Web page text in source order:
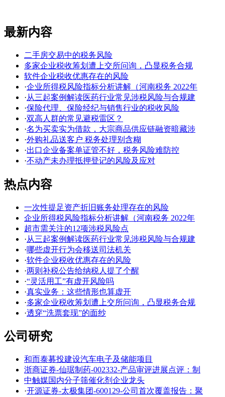
最新内容
二手房交易中的税务风险
多家企业税收筹划遭上交所问询，凸显税务合规
软件企业税收优惠存在的风险
·企业所得税风险指标分析讲解（河南税务 2022年
·从三起案例解读医药行业常见涉税风险与合规建
·保险代理、保险经纪与销售行业的税收风险
·双高人群的常见避税雷区？
·名为买卖实为借款，大宗商品供应链融资暗藏涉
·外购礼品送客户 税务处理别含糊
·出口企业备案单证管不好，税务风险难防控
·不动产未办理抵押登记的风险及应对
热点内容
一次性提足资产折旧账务处理存在的风险
企业所得税风险指标分析讲解（河南税务 2022年
超市需关注的12项涉税风险点
·从三起案例解读医药行业常见涉税风险与合规建
·哪些虚开行为会移送司法机关
·软件企业税收优惠存在的风险
·两则补税公告给纳税人提了个醒
·“灵活用工”有虚开风险吗
·真实业务：这些情形也算虚开
·多家企业税收筹划遭上交所问询，凸显税务合规
·透穿“洗票套现”的面纱
公司研究
和而泰募投建设汽车电子及储能项目
浙商证券-仙琚制药-002332-产品审评进展点评：制
中触媒国内分子筛催化剂企业龙头
·开源证券-太极集团-600129-公司首次覆盖报告：聚